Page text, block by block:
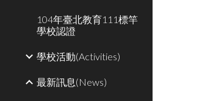
104年臺北教育111標竿
學校認證
學校活動(Activities)
最新訊息(News)